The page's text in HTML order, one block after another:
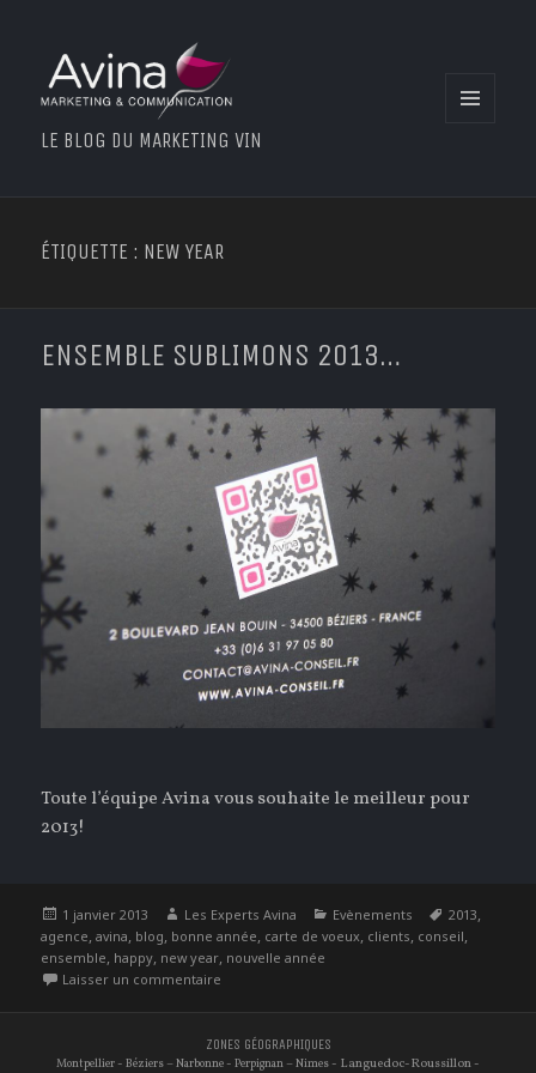
LE BLOG DU MARKETING VIN
ÉTIQUETTE : NEW YEAR
ENSEMBLE SUBLIMONS 2013…
Toute l’équipe Avina vous souhaite le meilleur pour
2013!
Publié
le
1 janvier 2013 Auteur
Les Experts Avina Catégories
Evènements Étiquettes
2013,
agence,avina, blog, bonne année, carte de voeux, clients, conseil,
ensemble, happy, new year, nouvelle année
Laisser un commentaire
ZONES GÉOGRAPHIQUES
Montpellier - Béziers –Narbonne - Perpignan –Nimes - Languedoc-Roussillon -